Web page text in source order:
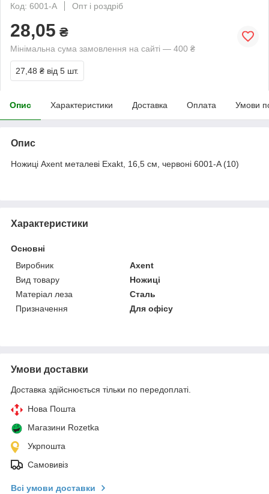
Код: 6001-A
Опт і роздріб
28,05 ₴
Мінімальна сума замовлення на сайті — 400 ₴
27,48 ₴ від 5 шт.
Опис Характеристики Доставка Оплата Умови
Опис
Ножиці Axent металеві Exakt, 16,5 см, червоні 6001-A (10)
Характеристики
Основні
Виробник
Axent
Вид товару
Ножиці
Матеріал леза
Сталь
Призначення
Для офісу
Умови доставки
Доставка здійснюється тільки по передоплаті.
Нова Пошта
Магазини Rozetka
Укрпошта
Самовивіз
Всі умови доставки